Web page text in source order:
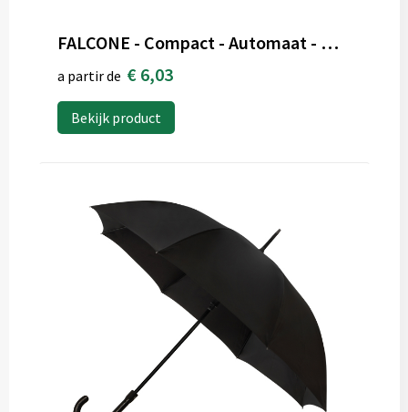
FALCONE - Compact - Automaat - Windproof - 102 cm
a partir de € 6,03
Bekijk product